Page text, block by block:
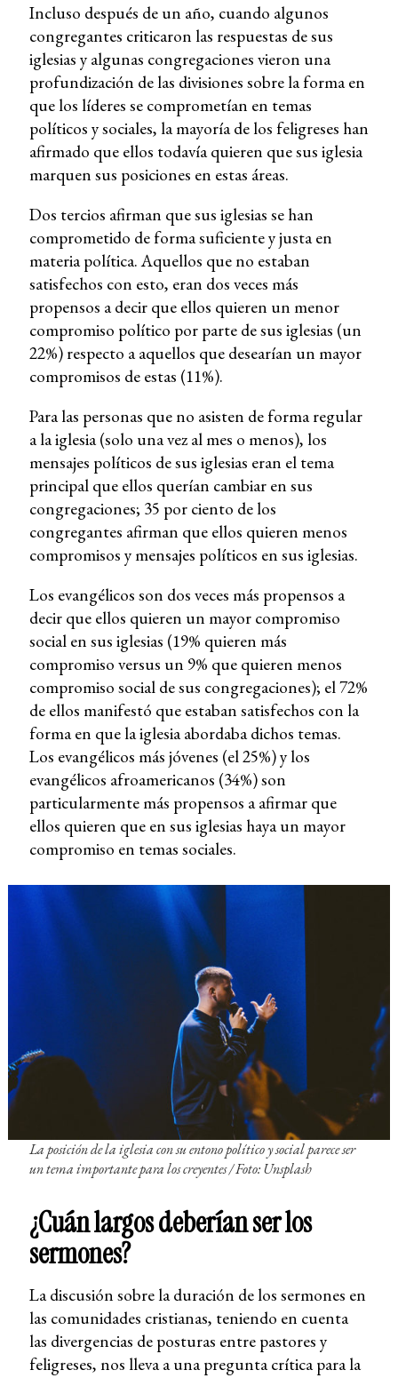
Incluso después de un año, cuando algunos
congregantes criticaron las respuestas de sus
iglesias y algunas congregaciones vieron una
profundización de las divisiones sobre la forma en
que los líderes se comprometían en temas
políticos y sociales, la mayoría de los feligreses han
afirmado que ellos todavía quieren que sus iglesia
marquen sus posiciones en estas áreas.
Dos tercios afirman que sus iglesias se han
comprometido de forma suficiente y justa en
materia política. Aquellos que no estaban
satisfechos con esto, eran dos veces más
propensos a decir que ellos quieren un menor
compromiso político por parte de sus iglesias (un
22%) respecto a aquellos que desearían un mayor
compromisos de estas (11%).
Para las personas que no asisten de forma regular
a la iglesia (solo una vez al mes o menos), los
mensajes políticos de sus iglesias eran el tema
principal que ellos querían cambiar en sus
congregaciones; 35 por ciento de los
congregantes afirman que ellos quieren menos
compromisos y mensajes políticos en sus iglesias.
Los evangélicos son dos veces más propensos a
decir que ellos quieren un mayor compromiso
social en sus iglesias (19% quieren más
compromiso versus un 9% que quieren menos
compromiso social de sus congregaciones); el 72%
de ellos manifestó que estaban satisfechos con la
forma en que la iglesia abordaba dichos temas.
Los evangélicos más jóvenes (el 25%) y los
evangélicos afroamericanos (34%) son
particularmente más propensos a afirmar que
ellos quieren que en sus iglesias haya un mayor
compromiso en temas sociales.
La posición de la iglesia con su entono político y social parece ser
un tema importante para los creyentes/ Foto: Unsplash
¿Cuán largos deberían ser los
sermones?
La discusión sobre la duración de los sermones en
las comunidades cristianas, teniendo en cuenta
las divergencias de posturas entre pastores y
feligreses, nos lleva a una pregunta crítica para la